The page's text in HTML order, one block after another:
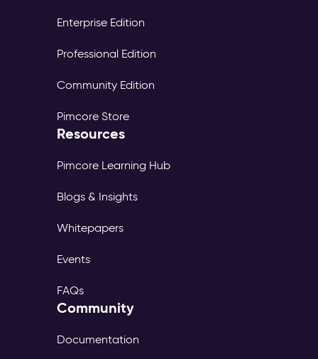
Enterprise Edition
Professional Edition
Community Edition
Pimcore Store
Resources
Pimcore Learning Hub
Blogs & Insights
Whitepapers
Events
FAQs
Community
Documentation